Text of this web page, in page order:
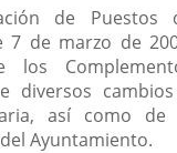
de Puestos
7 de marzo de
los
diversos
así como de
Ayuntamiento.